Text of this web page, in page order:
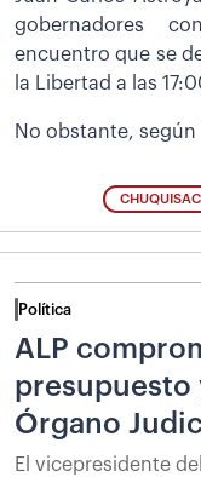
gobernadores
encuentro que se
la Libertad a las
No obstante,
Política
ALP
presupuesto
Órgano
El vicepresidente